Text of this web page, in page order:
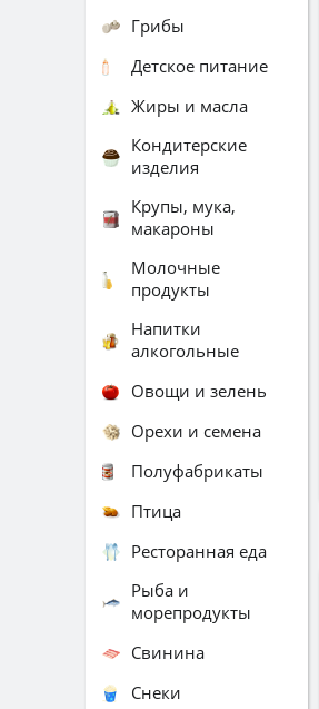
Грибы
Детское питание
Жиры и масла
Кондитерские
изделия
Крупы, мука,
макароны
Молочные
продукты
Напитки
алкогольные
Овощи и зелень
Орехи и семена
Полуфабрикаты
Птица
Ресторанная еда
Рыба и
морепродукты
Свинина
Снеки